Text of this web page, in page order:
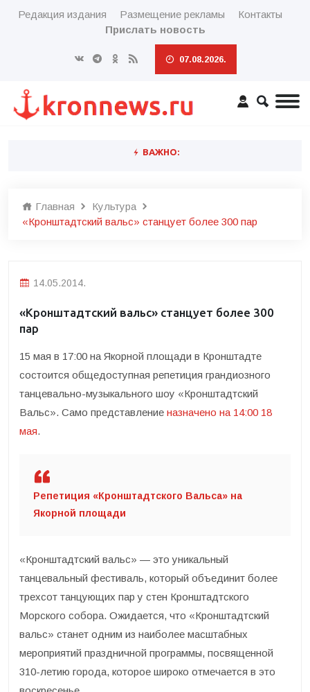
Редакция издания Размещение рекламы
Контакты
Прислать новость
07.08.2026.
ВАЖНО:
Главная
Культура
«Кронштадтский вальс» станцует более 300 пар
14.05.2014.
«Кронштадтский вальс» станцует более 300
пар
15 мая в 17:00 на Якорной площади в Кронштадте
состоится общедоступная репетиция грандиозного
танцевально-музыкального шоу «Кронштадтский
Вальс». Само представление назначено на 14:00 18
мая.
Репетиция «Кронштадтского Вальса» на
Якорной площади
«Кронштадтский вальс» — это уникальный
танцевальный фестиваль, который объединит более
трехсот танцующих пар у стен Кронштадтского
Морского собора. Ожидается, что «Кронштадтский
вальс» станет одним из наиболее масштабных
мероприятий праздничной программы, посвященной
310-летию города, которое широко отмечается в это